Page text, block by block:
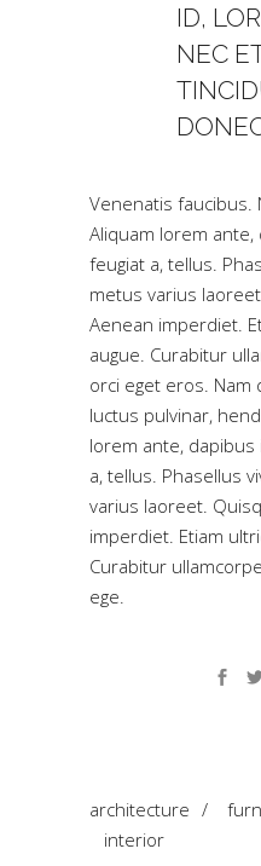
ID,
NEC
Venenatis faucibus.
Aliquam lorem ante,
feugiat a, tellus.
metus varius
Aenean imperdiet.
augue. Curabitur
orci eget eros. Nam
luctus pulvinar,
lorem ante, dapibus
a, tellus. Phasellus
varius laoreet.
imperdiet. Etiam
Curabitur
ege.
architecture /
interior